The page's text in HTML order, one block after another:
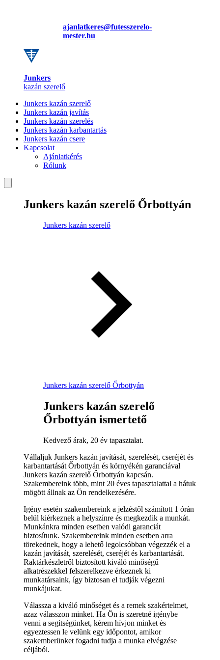
ajanlatkeres@futesszerelo-
mester.hu
Junkers
kazán szerelő
Junkers kazán szerelő
Junkers kazán javítás
Junkers kazán szerelés
Junkers kazán karbantartás
Junkers kazán csere
Kapcsolat
Ajánlatkérés
Rólunk
Junkers kazán szerelő Őrbottyán
Junkers kazán szerelő
Junkers kazán szerelő Őrbottyán
Junkers kazán szerelő
Őrbottyán ismertető
Kedvező árak, 20 év tapasztalat.
Vállaljuk Junkers kazán javítását, szerelését, cseréjét és
karbantartását Őrbottyán és környékén garanciával
Junkers kazán szerelő Őrbottyán kapcsán.
Szakembereink több, mint 20 éves tapasztalattal a hátuk
mögött állnak az Ön rendelkezésére.
Igény esetén szakembereink a jelzéstől számított 1 órán
belül kiérkeznek a helyszínre és megkezdik a munkát.
Munkánkra minden esetben valódi garanciát
biztosítunk. Szakembereink minden esetben arra
törekednek, hogy a lehető legolcsóbban végezzék el a
kazán javítását, szerelését, cseréjét és karbantartását.
Raktárkészletről biztosított kiváló minőségű
alkatrészekkel felszerelkezve érkeznek ki
munkatársaink, így biztosan el tudják végezni
munkájukat.
Válassza a kiváló minőséget és a remek szakértelmet,
azaz válasszon minket. Ha Ön is szeretné igénybe
venni a segítségünket, kérem hívjon minket és
egyeztessen le velünk egy időpontot, amikor
szakemberünket fogadni tudja a munka elvégzése
céljából.